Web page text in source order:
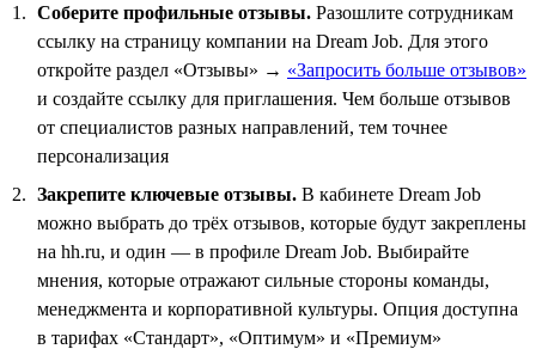
Соберите профильные отзывы. Разошлите сотрудникам
ссылку на страницу компании на Dream Job. Для этого
откройте раздел «Отзывы» → «Запросить больше отзывов»
и создайте ссылку для приглашения. Чем больше отзывов
от специалистов разных направлений, тем точнее
персонализация
Закрепите ключевые отзывы. В кабинете Dream Job
можно выбрать до трёх отзывов, которые будут закреплены
на hh.ru, и один — в профиле Dream Job. Выбирайте
мнения, которые отражают сильные стороны команды,
менеджмента и корпоративной культуры. Опция доступна
в тарифах «Стандарт», «Оптимум» и «Премиум»